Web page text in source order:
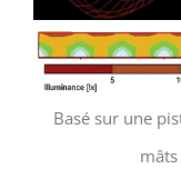
Basé sur une